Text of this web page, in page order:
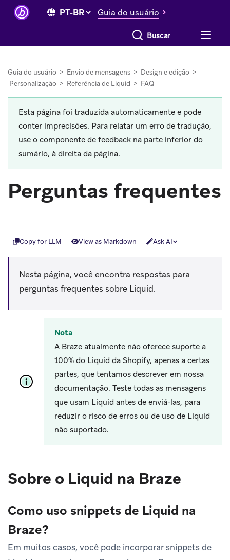
Guia do usuário
Buscar tudo
Guia do usuário > Envio de mensagens > Design e edição >
Personalização > Referência de Liquid > FAQ
Esta página foi traduzida automaticamente e pode
conter imprecisões. Para relatar um erro de tradução,
use o componente de feedback na parte inferior do
sumário, à direita da página.
Perguntas frequentes
Copy for LLM View as Markdown Ask AI
Nesta página, você encontra respostas para
perguntas frequentes sobre Liquid.
Nota
A Braze atualmente não oferece suporte a
100% do Liquid da Shopify, apenas a certas
partes, que tentamos descrever em nossa
documentação. Teste todas as mensagens
que usam Liquid antes de enviá-las, para
reduzir o risco de erros ou de uso de Liquid
não suportado.
Sobre o Liquid na Braze
Como uso snippets de Liquid na
Braze?
Em muitos casos, você pode incorporar snippets de